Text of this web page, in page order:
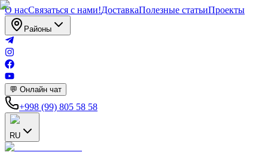
О насСвязаться с нами!ДоставкаПолезные статьиПроекты
Районы
💬 Онлайн чат
+998 (99) 805 58 58
RU